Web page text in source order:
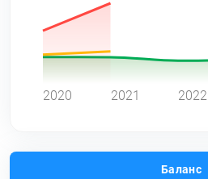
2020 2021 2022
Баланс